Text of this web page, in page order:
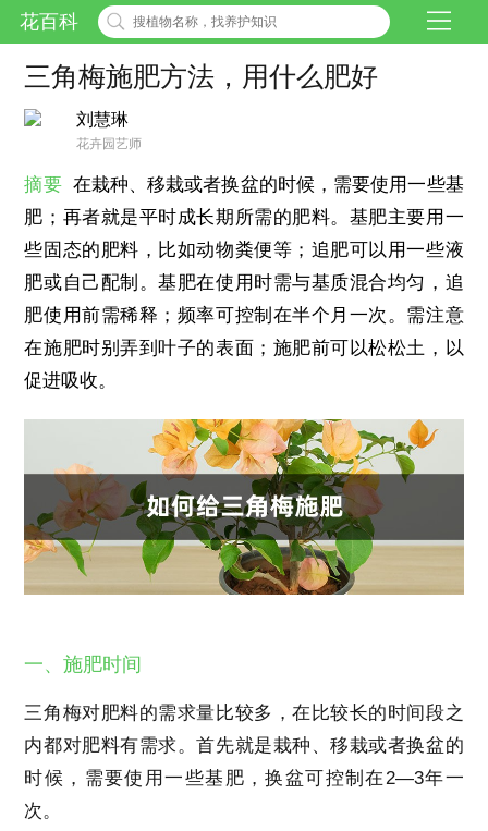
花百科
三角梅施肥方法，用什么肥好
刘慧琳
花卉园艺师
摘要 在栽种、移栽或者换盆的时候，需要使用一些基
肥；再者就是平时成长期所需的肥料。基肥主要用一
些固态的肥料，比如动物粪便等；追肥可以用一些液
肥或自己配制。基肥在使用时需与基质混合均匀，追
肥使用前需稀释；频率可控制在半个月一次。需注意
在施肥时别弄到叶子的表面；施肥前可以松松土，以
促进吸收。
一、施肥时间
三角梅对肥料的需求量比较多，在比较长的时间段之
内都对肥料有需求。首先就是栽种、移栽或者换盆的
时候，需要使用一些基肥，换盆可控制在2—3年一
次。